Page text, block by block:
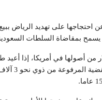
هجمات 11 سبتمبر عن احتجاجها على
يسمح بمقاضاة السلطات
بسحب 750 مليار دولار من أصولها في